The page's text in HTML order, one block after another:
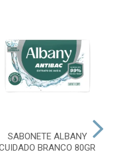
SABONETE ALBANY
BRANCO 80GR